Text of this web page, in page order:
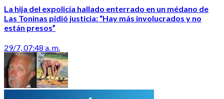
La hija del expolicía hallado enterrado en un médano de
Las Toninas pidió justicia: “Hay más involucrados y no
están presos”
29/7, 07:48 a. m.